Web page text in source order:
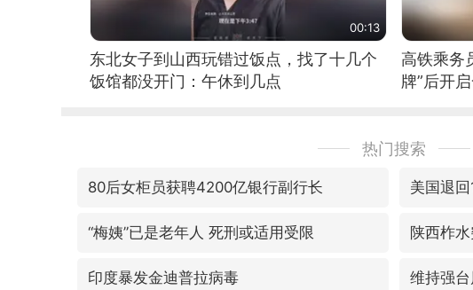
00:13
东北女子到山西玩错过饭点，找了十几个
饭馆都没开门：午休到几点
高铁乘务
牌”后开
热门搜索
80后女柜员获聘4200亿银行副行长 美国退
“梅姨”已是老年人 死刑或适用受限 陕西柞
印度暴发金迪普拉病毒 维持强